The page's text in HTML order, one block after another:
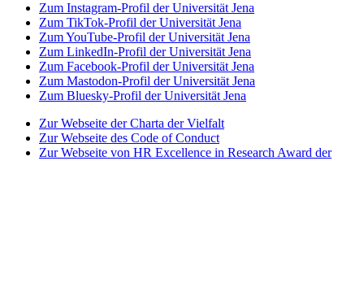
Zum Instagram-Profil der Universität Jena
Zum TikTok-Profil der Universität Jena
Zum YouTube-Profil der Universität Jena
Zum LinkedIn-Profil der Universität Jena
Zum Facebook-Profil der Universität Jena
Zum Mastodon-Profil der Universität Jena
Zum Bluesky-Profil der Universität Jena
Zur Webseite der Charta der Vielfalt
Zur Webseite des Code of Conduct
Zur Webseite von HR Excellence in Research Award der